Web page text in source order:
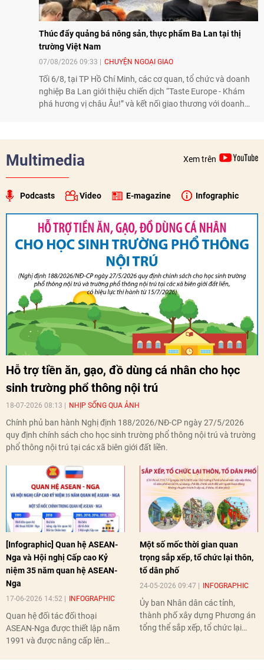
Thúc đẩy quảng bá nông sản, thực phẩm Ba Lan tại thị
trường Việt Nam
07/08/2026 09:33 CHUYỆN NGOẠI GIAO
Tối 6/8, tại TP Hồ Chí Minh, các cơ quan, tổ chức và doanh
nghiệp Ba Lan giới thiệu chiến dịch “Taste Europe - Khám
phá hương vị châu Âu!” và kết nối giao thương với doanh
Multimedia Xem trên
Podcasts Video E-magazine Infographic
Hỗ trợ tiền ăn, gạo, đồ dùng cá nhân cho học
sinh trường phổ thông nội trú
18-07-2026 08:13 NHỊP SỐNG QUA ẢNH
Chính phủ ban hành Nghị định 188/2026/NĐ-CP ngày 27/5/2026
quy định chính sách cho học sinh trường phổ thông nội trú và trường
phổ thông nội trú tại các xã biên giới đất liền.
[Infographic] Quan hệ ASEAN-
Nga và Hội nghị Cấp cao Kỷ
niệm 35 năm quan hệ ASEAN-
Nga
17-06-2026 14:52 INFOGRAPHIC
Quan hệ đối tác đối thoại
ASEAN-Nga được thiết lập năm
1991 và được nâng cấp lên
Một số mốc thời gian quan
trọng sắp xếp, tổ chức lại thôn,
tổ dân phố
24-05-2026 09:47 INFOGRAPHIC
Ủy ban Nhân dân các tỉnh,
thành phố xây dựng Phương án
tổng thể sắp xếp, tổ chức lại